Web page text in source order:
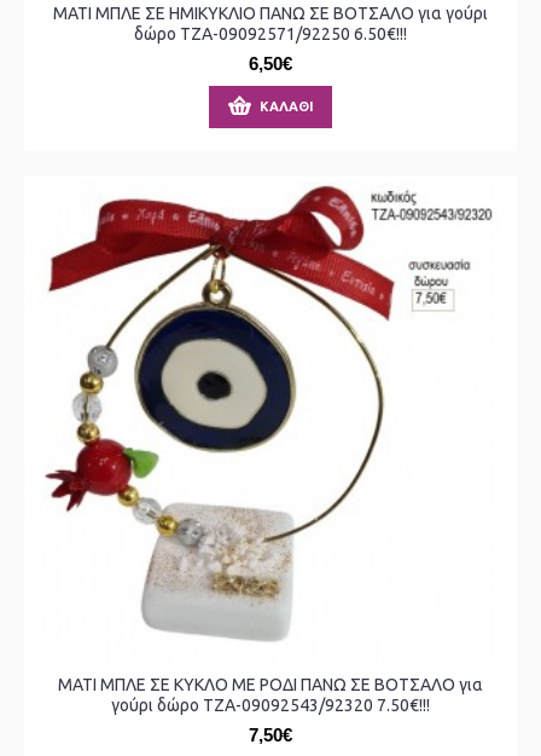
ΜΑΤΙ ΜΠΛΕ ΣΕ ΗΜΙΚΥΚΛΙΟ ΠΑΝΩ ΣΕ ΒΟΤΣΑΛΟ για γούρι
δώρο ΤΖΑ-09092571/92250 6.50€!!!
6,50€
ΚΑΛΆΘΙ
ΜΑΤΙ ΜΠΛΕ ΣΕ ΚΥΚΛΟ ΜΕ ΡΟΔΙ ΠΑΝΩ ΣΕ ΒΟΤΣΑΛΟ για
γούρι δώρο ΤΖΑ-09092543/92320 7.50€!!!
7,50€